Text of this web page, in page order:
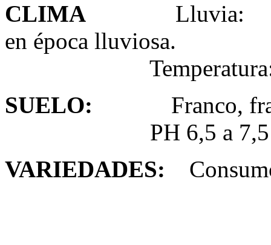
CLIMA
Lluvia: No
en época lluviosa.
Temperatura:
SUELO: Franco,
PH 6,5 a 7,5
VARIEDADES: